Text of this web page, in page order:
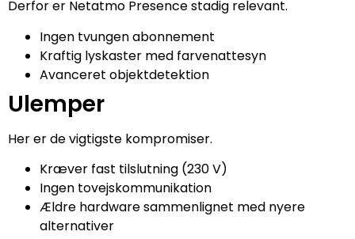
Derfor er Netatmo Presence stadig relevant.
Ingen tvungen abonnement
Kraftig lyskaster med farvenattesyn
Avanceret objektdetektion
Ulemper
Her er de vigtigste kompromiser.
Kræver fast tilslutning (230 V)
Ingen tovejskommunikation
Ældre hardware sammenlignet med nyere
alternativer